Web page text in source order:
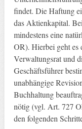
findet. Die Haftung
das Aktienkapital.
mindestens eine
OR). Hierbei geht es
Verwaltungsrat und
Geschäftsführer
unabhängige
Buchhaltung
nötig (vgl. Art. 727
den folgenden